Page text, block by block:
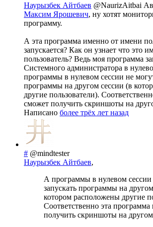
Наурызбек Айтбаев @NaurizAitbai
Максим Ярошевич, ну хотят
программу.
А эта программа именно от имени
запускается? Как он узнает что это
пользователь? Ведь моя программа
Системного администратора в
программы в нулевом сессии не
программы на другом сессии (в
другие пользователи).
сможет получить скриншоты на
Написано более трёх лет назад
# @mindtester
Наурызбек Айтбаев,
А программы в нулевом сессии
запускать программы на
котором расположены другие
Соответственно эта
получить скриншоты на другом